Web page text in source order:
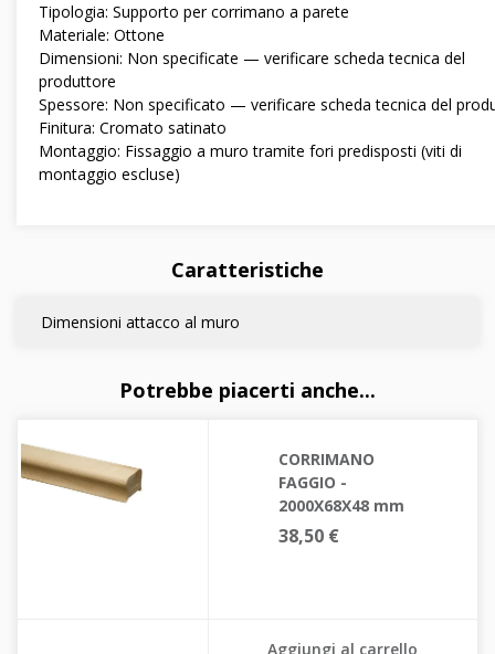
Tipologia: Supporto per corrimano a parete
Materiale: Ottone
Dimensioni: Non specificate — verificare scheda tecnica del
produttore
Spessore: Non specificato — verificare scheda tecnica del
Finitura: Cromato satinato
Montaggio: Fissaggio a muro tramite fori predisposti (viti di
montaggio escluse)
Caratteristiche
Dimensioni attacco al muro
Potrebbe piacerti anche...
CORRIMANO
FAGGIO -
2000X68X48 mm
38,50 €
Aggiungi al carrello